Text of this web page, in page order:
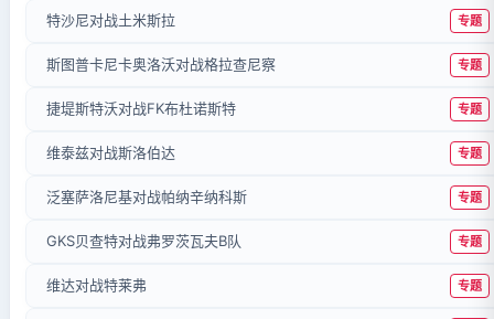
特沙尼对战土米斯拉 专题
斯图普卡尼卡奥洛沃对战格拉查尼察 专题
捷堤斯特沃对战FK布杜诺斯特 专题
维泰兹对战斯洛伯达 专题
泛塞萨洛尼基对战帕纳辛纳科斯 专题
GKS贝查特对战弗罗茨瓦夫B队 专题
维达对战特莱弗 专题